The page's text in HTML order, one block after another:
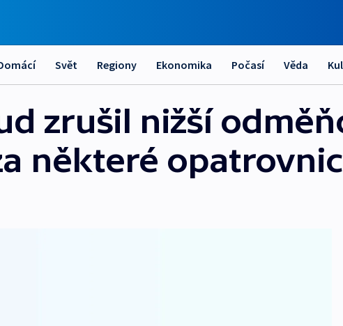
Svět Regiony Ekonomika Počasí Věda
zrušil nižší
některé